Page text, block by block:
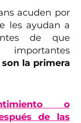
acuden por
les ayudan a
de que
la primera
o
de las